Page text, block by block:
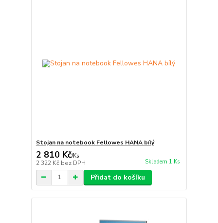
Stojan na notebook Fellowes HANA bílý
2 810 Kč/Ks
2 322 Kč bez DPH Skladem 1 Ks
Přidat do košíku